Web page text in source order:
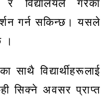
र विद्यालयले गरेका
गर्न सकिन्छ। यसले
।
साथै विद्यार्थीहरूलाई
सिक्ने अवसर प्राप्त